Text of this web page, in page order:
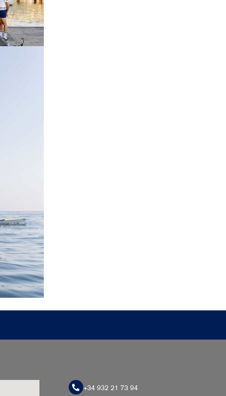
+34 932 21 73 94